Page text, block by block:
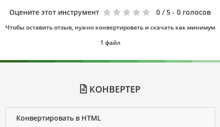
Оцените этот инструмент 0 / 5 - 0 голосов
Чтобы оставить отзыв, нужно конвертировать и скачать как минимум
1 файл
КОНВЕРТЕР
Конвертировать в HTML